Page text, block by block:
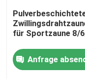
Über uns
Fabrik-Ausflug
Qualitätskontrolle
für Sportzaune 8/
Anfrage